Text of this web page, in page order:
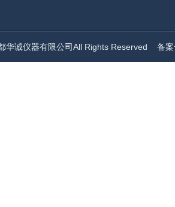
华诚仪器有限公司All Rights Reserved 备